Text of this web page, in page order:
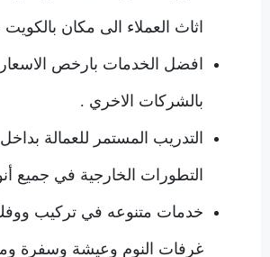
اثاث العملاء الى مكان بالكويت
افضل الخدمات بارخص الاسعار
بالشركات الاخري .
التدريب المستمر للعمالة
التطورات الخارجية في جميع
خدمات متنوعه في تركيب
غرفات النوم وعيشة وسفرة